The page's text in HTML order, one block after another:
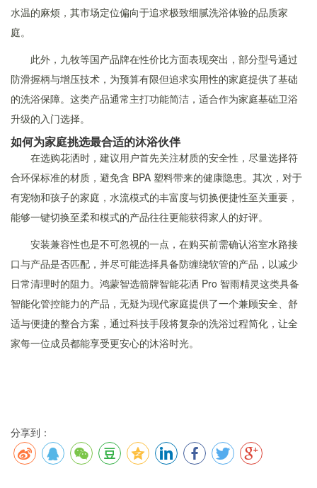
水温的麻烦，其市场定位偏向于追求极致细腻洗浴体验的品质家
庭。
此外，九牧等国产品牌在性价比方面表现突出，部分型号通过
防滑握柄与增压技术，为预算有限但追求实用性的家庭提供了基础
的洗浴保障。这类产品通常主打功能简洁，适合作为家庭基础卫浴
升级的入门选择。
如何为家庭挑选最合适的沐浴伙伴
在选购花洒时，建议用户首先关注材质的安全性，尽量选择符
合环保标准的材质，避免含 BPA 塑料带来的健康隐患。其次，对于
有宠物和孩子的家庭，水流模式的丰富度与切换便捷性至关重要，
能够一键切换至柔和模式的产品往往更能获得家人的好评。
安装兼容性也是不可忽视的一点，在购买前需确认浴室水路接
口与产品是否匹配，并尽可能选择具备防缠绕软管的产品，以减少
日常清理时的阻力。鸿蒙智选箭牌智能花洒 Pro 智雨精灵这类具备
智能化管控能力的产品，无疑为现代家庭提供了一个兼顾安全、舒
适与便捷的整合方案，通过科技手段将复杂的洗浴过程简化，让全
家每一位成员都能享受更安心的沐浴时光。
分享到：